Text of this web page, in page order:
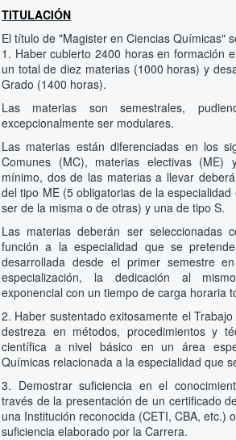
TITULACIÓN
El título de "Magister en Ciencias Químicas"
1. Haber cubierto 2400 horas en formación
un total de diez materias (1000 horas) y
Grado (1400 horas).
Las materias son semestrales,
excepcionalmente ser modulares.
Las materias están diferenciadas en los
Comunes (MC), materias electivas (ME)
mínimo, dos de las materias a llevar
del tipo ME (5 obligatorias de la
ser de la misma o de otras) y una de tipo S.
Las materias deberán ser seleccionadas
función a la especialidad que se
desarrollada desde el primer semestre
especialización, la dedicación al
exponencial con un tiempo de carga horaria
2. Haber sustentado exitosamente el
destreza en métodos, procedimientos y
científica a nivel básico en un área
Químicas relacionada a la especialidad que
3. Demostrar suficiencia en el
través de la presentación de un certificado
una Institución reconocida (CETI, CBA, etc.)
suficiencia elaborado por la Carrera.